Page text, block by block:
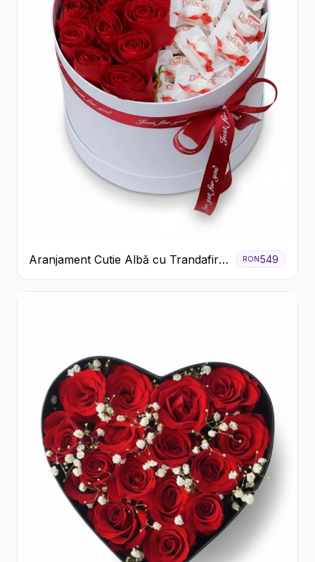
Aranjament Cutie Albă cu Trandafiri
Roșii și Raffaello
RON 549